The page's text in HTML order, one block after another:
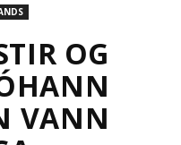
OG
VANN